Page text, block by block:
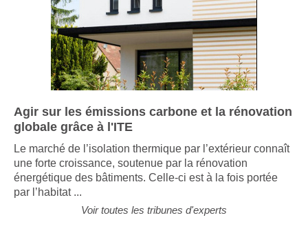
Agir sur les émissions carbone et la rénovation
globale grâce à l'ITE
Le marché de l’isolation thermique par l’extérieur connaît
une forte croissance, soutenue par la rénovation
énergétique des bâtiments. Celle-ci est à la fois portée